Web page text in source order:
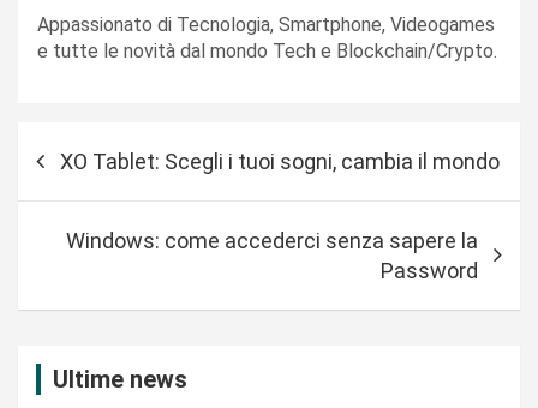
Appassionato di Tecnologia, Smartphone, Videogames
e tutte le novità dal mondo Tech e Blockchain/Crypto.
XO Tablet: Scegli i tuoi sogni, cambia il mondo
Windows: come accederci senza sapere la
Password
Ultime news